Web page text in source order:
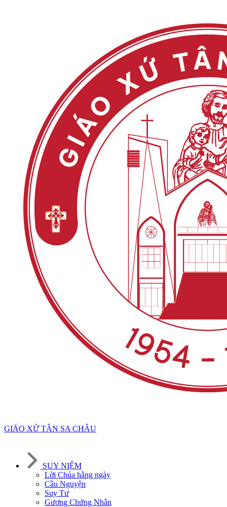
GIÁO XỨ TÂN SA CHÂU
SUY NIỆM
Lời Chúa hằng ngày
Cầu Nguyện
Suy Tư
Gương Chứng Nhân